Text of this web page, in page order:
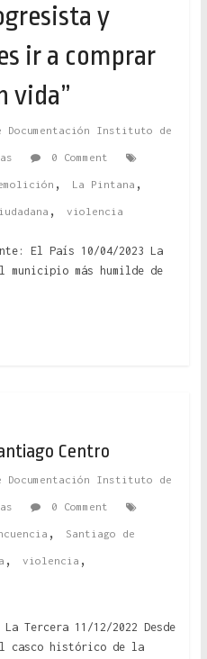
y
ir a comprar
vida”
Documentación Instituto de
0 Comment
, La Pintana ,
, violencia
El País 10/04/2023 La
más humilde de
Centro
Documentación Instituto de
0 Comment
, Santiago de
, violencia ,
Tercera 11/12/2022 Desde
casco histórico de la